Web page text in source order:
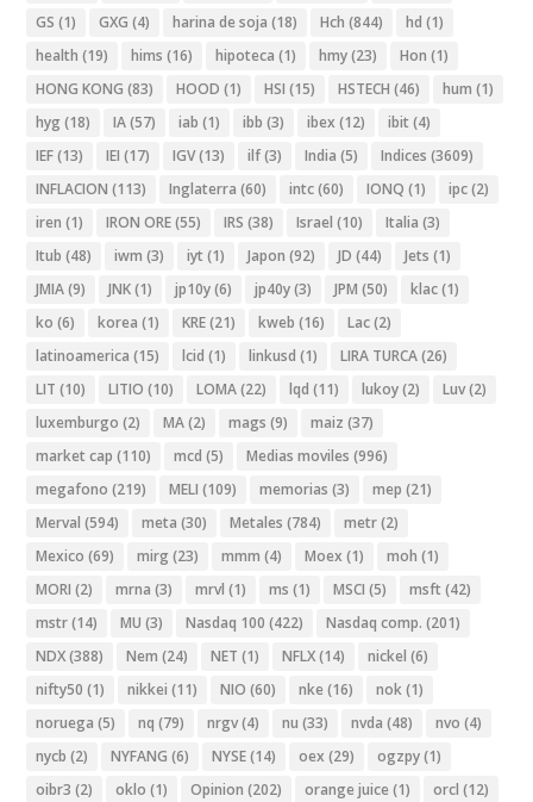
GS (1) GXG (4) harina de soja (18) Hch (844) hd (1)
health (19) hims (16) hipoteca (1) hmy(23) Hon (1)
HONG KONG (83) HOOD (1) HSI (15) HSTECH (46) hum (1)
hyg (18) IA(57) iab (1) ibb (3) ibex (12) ibit (4)
IEF(13) IEI (17) IGV(13) ilf(3) India (5) Indices (3609)
INFLACION (113) Inglaterra (60) intc(60) IONQ (1) ipc(2)
iren (1) IRON ORE(55) IRS (38) Israel (10) Italia (3)
Itub (48) iwm (3) iyt (1) Japon (92) JD (44) Jets (1)
JMIA(9) JNK(1) jp10y(6) jp40y(3) JPM (50) klac(1)
ko (6) korea (1) KRE(21) kweb (16) Lac(2)
latinoamerica (15) lcid (1) linkusd (1) LIRA TURCA(26)
LIT (10) LITIO (10) LOMA(22) lqd (11) lukoy(2) Luv(2)
luxemburgo (2) MA(2) mags (9) maiz (37)
market cap (110) mcd (5) Medias moviles (996)
megafono (219) MELI (109) memorias (3) mep (21)
Merval (594) meta (30) Metales (784) metr(2)
Mexico (69) mirg (23) mmm (4) Moex (1) moh (1)
MORI (2) mrna (3) mrvl (1) ms (1) MSCI (5) msft (42)
mstr(14) MU (3) Nasdaq 100 (422) Nasdaq comp. (201)
NDX(388) Nem (24) NET (1) NFLX(14) nickel (6)
nifty50 (1) nikkei (11) NIO (60) nke (16) nok(1)
noruega (5) nq (79) nrgv(4) nu (33) nvda (48) nvo (4)
nycb (2) NYFANG (6) NYSE(14) oex (29) ogzpy(1)
oibr3 (2) oklo (1) Opinion (202) orange juice (1) orcl (12)